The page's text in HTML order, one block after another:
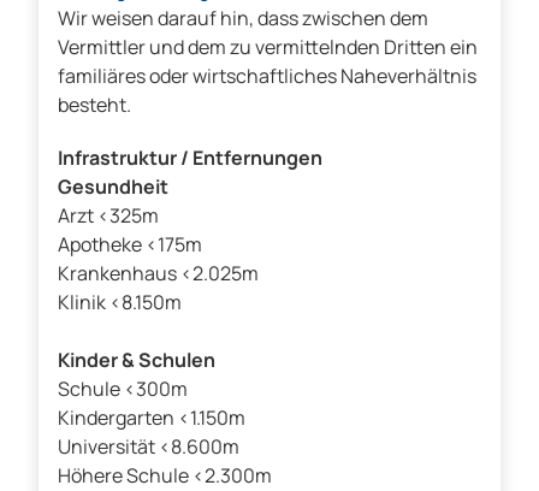
Wir weisen darauf hin, dass zwischen dem
Vermittler und dem zu vermittelnden Dritten ein
familiäres oder wirtschaftliches Naheverhältnis
besteht.
Infrastruktur / Entfernungen
Gesundheit
Arzt <325m
Apotheke <175m
Krankenhaus <2.025m
Klinik <8.150m
Kinder & Schulen
Schule <300m
Kindergarten <1.150m
Universität <8.600m
Höhere Schule <2.300m